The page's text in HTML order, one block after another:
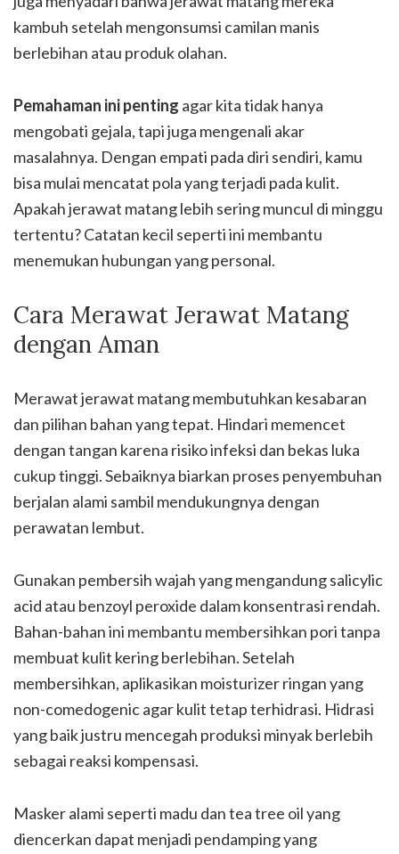
kambuh setelah mengonsumsi camilan manis
berlebihan atau produk olahan.
Pemahaman ini penting agar kita tidak hanya
mengobati gejala, tapi juga mengenali akar
masalahnya. Dengan empati pada diri sendiri, kamu
bisa mulai mencatat pola yang terjadi pada kulit.
Apakah jerawat matang lebih sering muncul di minggu
tertentu? Catatan kecil seperti ini membantu
menemukan hubungan yang personal.
Cara Merawat Jerawat Matang
dengan Aman
Merawat jerawat matang membutuhkan kesabaran
dan pilihan bahan yang tepat. Hindari memencet
dengan tangan karena risiko infeksi dan bekas luka
cukup tinggi. Sebaiknya biarkan proses penyembuhan
berjalan alami sambil mendukungnya dengan
perawatan lembut.
Gunakan pembersih wajah yang mengandung salicylic
acid atau benzoyl peroxide dalam konsentrasi rendah.
Bahan-bahan ini membantu membersihkan pori tanpa
membuat kulit kering berlebihan. Setelah
membersihkan, aplikasikan moisturizer ringan yang
non-comedogenic agar kulit tetap terhidrasi. Hidrasi
yang baik justru mencegah produksi minyak berlebih
sebagai reaksi kompensasi.
Masker alami seperti madu dan tea tree oil yang
diencerkan dapat menjadi pendamping yang